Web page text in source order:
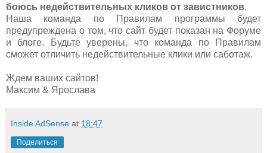
боюсь недействительных кликов от завистников.
Наша команда по Правилам программы будет
предупреждена о том, что сайт будет показан на Форуме
и блоге. Будьте уверены, что команда по Правилам
сможет отличить недействительные клики или саботаж.
Ждем ваших сайтов!
Максим & Ярослава
Inside AdSense at 18:47
Поделиться